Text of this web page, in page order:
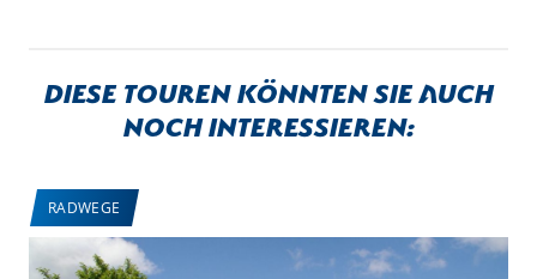
Diese Touren könnten sie auch
noch interessieren:
RADWEGE